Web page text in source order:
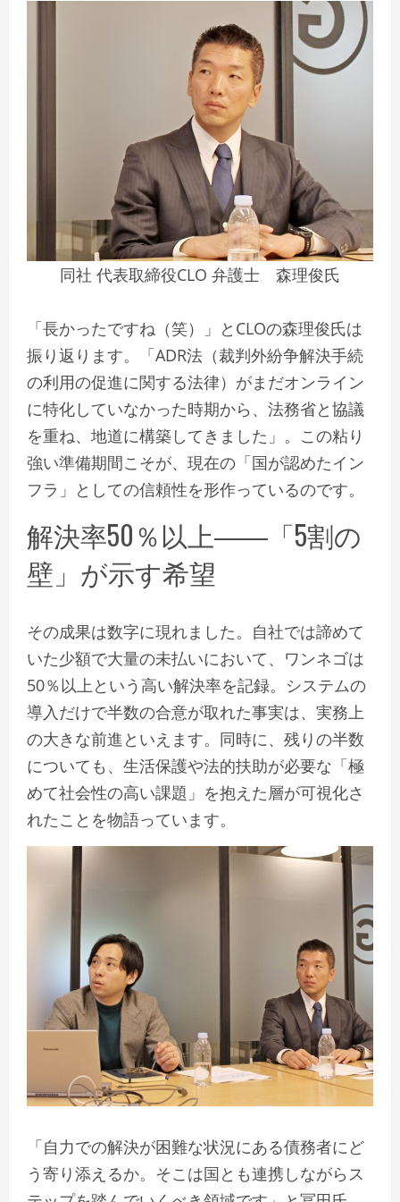
同社 代表取締役CLO 弁護士 森理俊氏
「長かったですね（笑）」とCLOの森理俊氏は
振り返ります。「ADR法（裁判外紛争解決手続
の利用の促進に関する法律）がまだオンライン
に特化していなかった時期から、法務省と協議
を重ね、地道に構築してきました」。この粘り
強い準備期間こそが、現在の「国が認めたイン
フラ」としての信頼性を形作っているのです。
解決率50％以上――「5割の
壁」が示す希望
その成果は数字に現れました。自社では諦めて
いた少額で大量の未払いにおいて、ワンネゴは
50％以上という高い解決率を記録。システムの
導入だけで半数の合意が取れた事実は、実務上
の大きな前進といえます。同時に、残りの半数
についても、生活保護や法的扶助が必要な「極
めて社会性の高い課題」を抱えた層が可視化さ
れたことを物語っています。
「自力での解決が困難な状況にある債務者にど
う寄り添えるか。そこは国とも連携しながらス